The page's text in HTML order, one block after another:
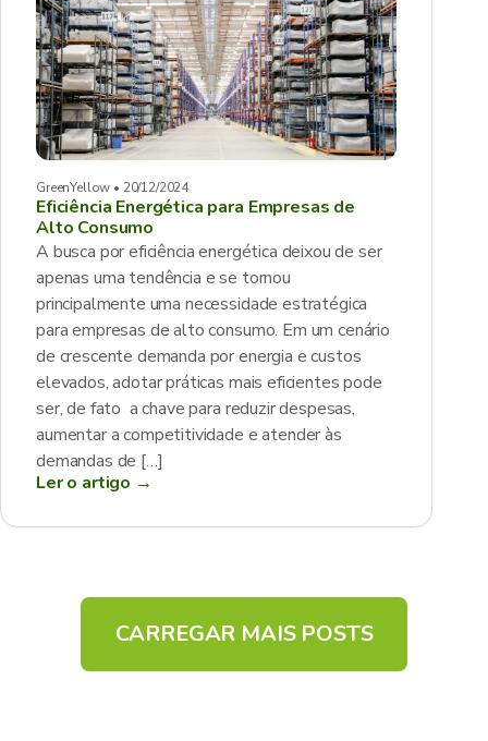
GreenYellow • 20/12/2024
Eficiência Energética para Empresas de
Alto Consumo
A busca por eficiência energética deixou de ser
apenas uma tendência e se tornou
principalmente uma necessidade estratégica
para empresas de alto consumo. Em um cenário
de crescente demanda por energia e custos
elevados, adotar práticas mais eficientes pode
ser, de fato a chave para reduzir despesas,
aumentar a competitividade e atender às
demandas de […]
Ler o artigo →
CARREGAR MAIS POSTS